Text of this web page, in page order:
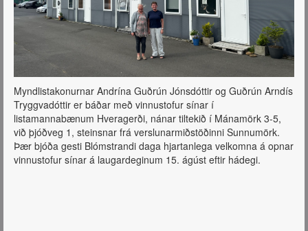
Myndlistakonurnar Andrína Guðrún Jónsdóttir og Guðrún Arndís
Tryggvadóttir er báðar með vinnustofur sínar í
listamannabænum Hveragerði, nánar tiltekið í Mánamörk 3-5,
við þjóðveg 1, steinsnar frá verslunarmiðstöðinni Sunnumörk.
Þær bjóða gesti Blómstrandi daga hjartanlega velkomna á opnar
vinnustofur sínar á laugardeginum 15. ágúst eftir hádegi.